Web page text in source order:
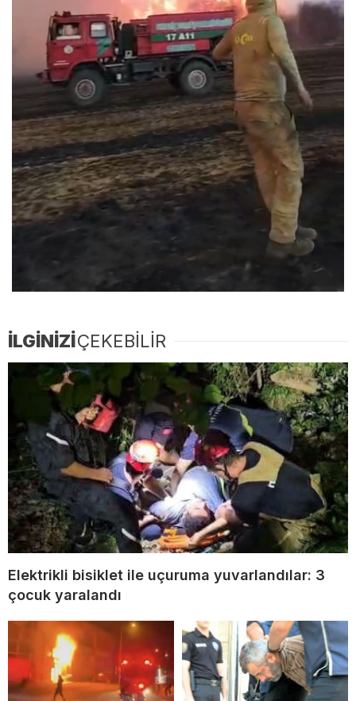
İLGİNİZİÇEKEBİLİR
Elektrikli bisiklet ile uçuruma yuvarlandılar: 3
çocuk yaralandı